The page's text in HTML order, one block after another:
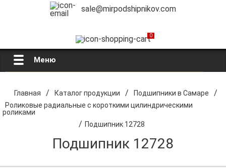
sale@mirpodshipnikov.com
0
Меню
О компании
Каталог продукции
Главная / Каталог продукции / Подшипники в Самаре /
Роликовые радиальные с короткими цилиндрическими
роликами
/ Подшипник 12728
Подшипник 12728